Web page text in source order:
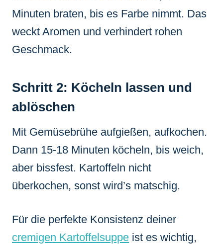
Minuten braten, bis es Farbe nimmt. Das
weckt Aromen und verhindert rohen
Geschmack.
Schritt 2: Köcheln lassen und
ablöschen
Mit Gemüsebrühe aufgießen, aufkochen.
Dann 15-18 Minuten köcheln, bis weich,
aber bissfest. Kartoffeln nicht
überkochen, sonst wird’s matschig.
Für die perfekte Konsistenz deiner
cremigen Kartoffelsuppe ist es wichtig,